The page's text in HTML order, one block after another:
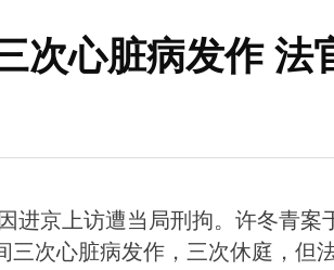
次心脏病发作 法
进京上访遭当局刑拘。许冬青案
次心脏病发作，三次休庭，但